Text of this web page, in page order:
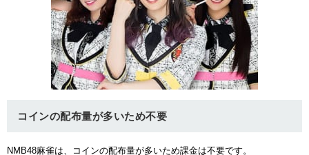
コインの配布量が多いため不要
NMB48麻雀は、コインの配布量が多いため課金は不要です。